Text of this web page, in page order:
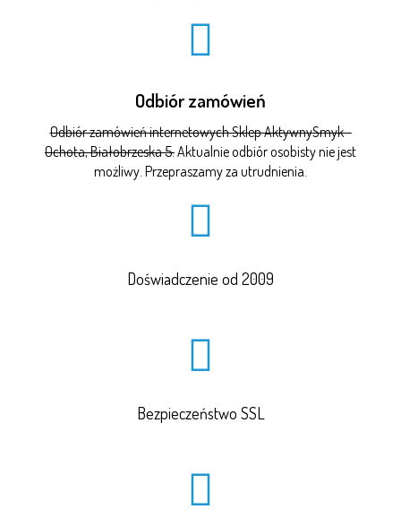
Odbiór zamówień
Odbiór zamówień internetowych Sklep AktywnySmyk -
Ochota, Białobrzeska 5.Aktualnie odbiór osobisty nie jest
możliwy. Przepraszamy za utrudnienia.
Doświadczenie od 2009
Bezpieczeństwo SSL